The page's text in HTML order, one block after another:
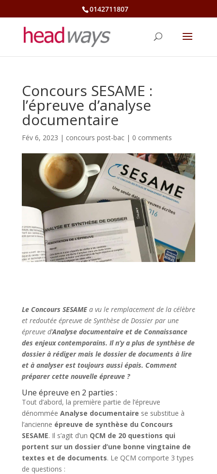
0142711807
Concours SESAME :
l’épreuve d’analyse
documentaire
Fév 6, 2023 | concours post-bac| 0 comments
Le Concours SESAMEa vu le remplacement de la célèbre
et redoutée épreuve de Synthèse de Dossier par une
épreuve d’Analyse documentaire et de Connaissance
des enjeux contemporains. Il n’y a plus de synthèse de
dossier à rédiger mais le dossier de documents à lire
et à analyser est toujours aussi épais. Comment
préparer cette nouvelle épreuve ?
Une épreuve en 2 parties :
Tout d’abord, la première partie de l’épreuve
dénommée Analyse documentaire se substitue à
l’ancienne épreuve de synthèse du Concours
SESAME. Il s’agit d’un QCM de 20 questions qui
portent sur un dossier d’une bonne vingtaine de
textes et de documents. Le QCM comporte 3 types
de questions :